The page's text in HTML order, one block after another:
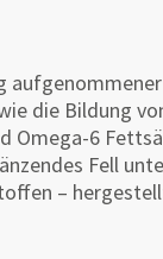
die Bildung
Omega-6
Fell
–